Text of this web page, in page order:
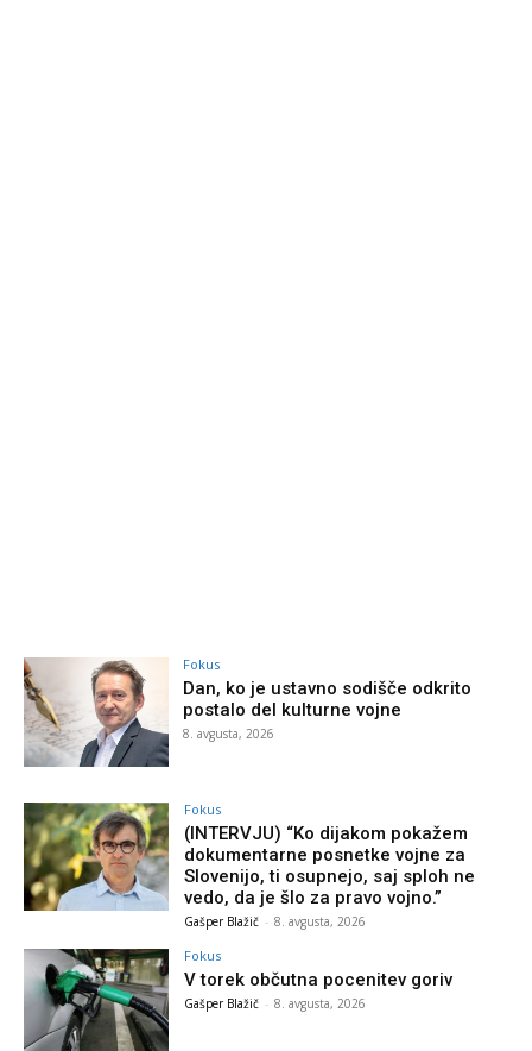
Fokus
Dan, ko je ustavno sodišče odkrito
postalo del kulturne vojne
8. avgusta, 2026
Fokus
(INTERVJU) “Ko dijakom pokažem
dokumentarne posnetke vojne za
Slovenijo, ti osupnejo, saj sploh ne
vedo, da je šlo za pravo vojno.”
Gašper Blažič - 8. avgusta, 2026
Fokus
V torek občutna pocenitev goriv
Gašper Blažič - 8. avgusta, 2026